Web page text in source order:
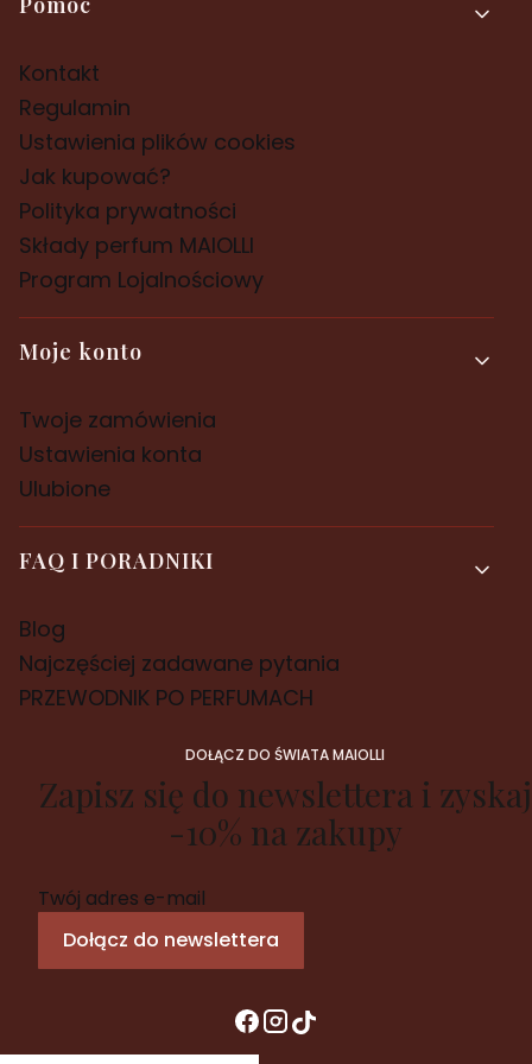
Kontakt
Regulamin
Ustawienia plików cookies
Jak kupować?
Polityka prywatności
Składy perfum MAIOLLI
Program Lojalnościowy
Moje konto
Twoje zamówienia
Ustawienia konta
Ulubione
FAQ I PORADNIKI
Blog
Najczęściej zadawane pytania
PRZEWODNIK PO PERFUMACH
DOŁĄCZ DO ŚWIATA MAIOLLI
Zapisz się do newslettera i zyskaj
-10% na zakupy
Twój adres e-mail
Dołącz do newslettera